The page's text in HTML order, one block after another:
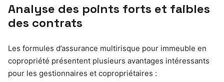
Analyse des points forts et faibles
des contrats
Les formules d’assurance multirisque pour immeuble en
copropriété présentent plusieurs avantages intéressants
pour les gestionnaires et copropriétaires :